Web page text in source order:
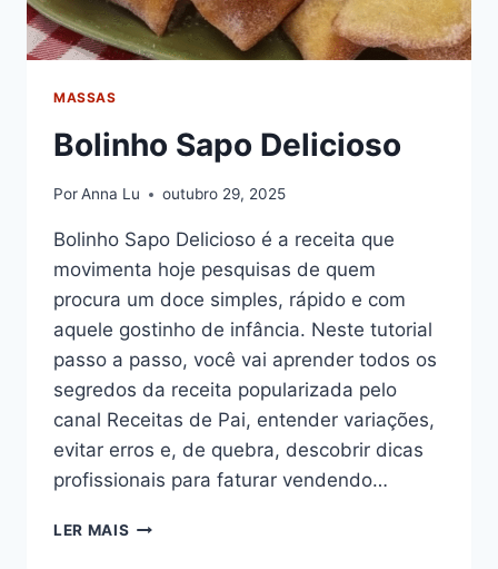
MASSAS
Bolinho Sapo Delicioso
PorAnna Lu outubro 29, 2025
Bolinho Sapo Delicioso é a receita que
movimenta hoje pesquisas de quem
procura um doce simples, rápido e com
aquele gostinho de infância. Neste tutorial
passo a passo, você vai aprender todos os
segredos da receita popularizada pelo
canal Receitas de Pai, entender variações,
evitar erros e, de quebra, descobrir dicas
profissionais para faturar vendendo…
LER MAIS BOLINHO